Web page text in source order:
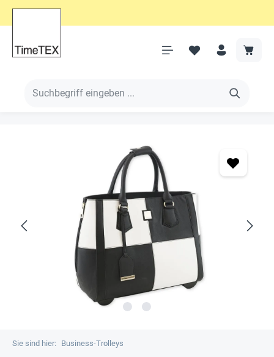
Sie sind hier: Business-Trolleys